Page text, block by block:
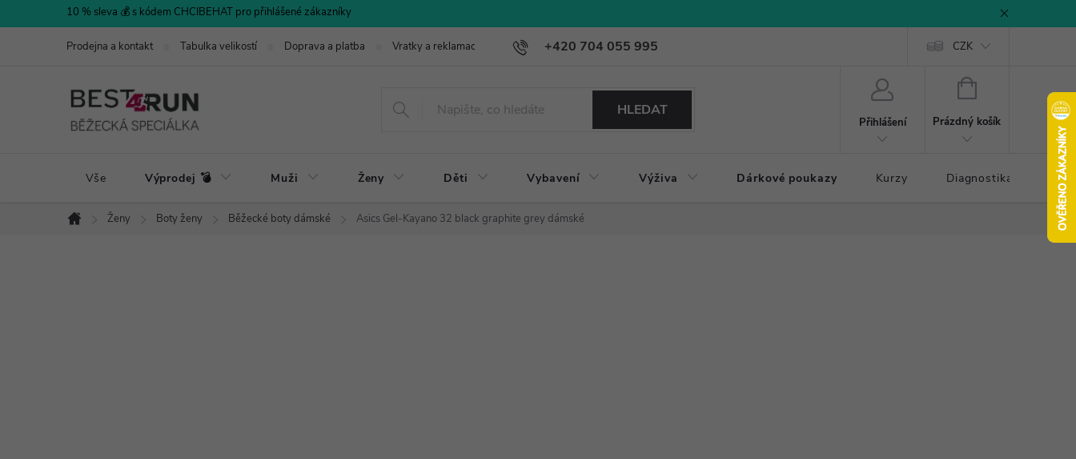
na
10 % sleva 💰 s kódem CHCIBEHAT pro přihlášené zákazníky
+420 704 055 995
Prodejna a kontakt Tabulka velikostí Doprava a platba Vratky a reklamace CZK
HLEDAT
Přihlášení
NÁKUPNÍ
Prázdný košík
Vše Výprodej 💣 Muži Ženy Děti Vybavení Výživa Dárkové poukazy Kurzy Diagnostika došlapu
Domů
Ženy Boty ženy Běžecké boty dámské Asics Gel-Kayano 32 black graphite grey dámské